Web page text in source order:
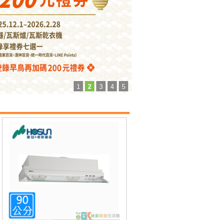
1 2 3 4 5